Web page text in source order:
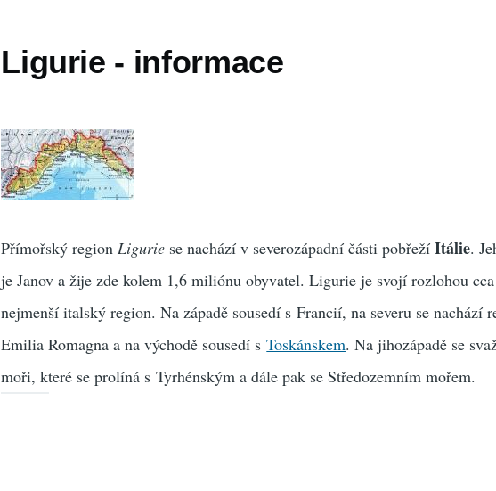
Ligurie - informace
Přímořský region Ligurie se nachází v severozápadní části pobřežíItálie.
je Janov a žije zde kolem 1,6 miliónu obyvatel. Ligurie je svojí rozlohou
nejmenší italský region. Na západě sousedí s Francií, na severu se nachází
Emilia Romagna a na východě sousedí sToskánskem. Na jihozápadě se
moři, které se prolíná s Tyrhénským a dále pak se Středozemním mořem.